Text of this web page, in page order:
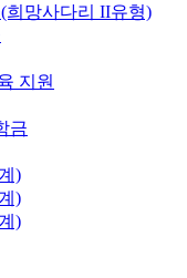
희망사다리 II유형)
지원
금
)
)
)